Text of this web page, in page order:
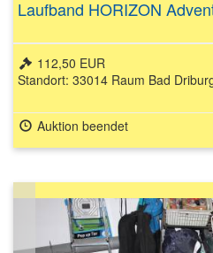
Laufband HORIZON
112,50 EUR
Standort: 33014 Raum Bad
Auktion beendet